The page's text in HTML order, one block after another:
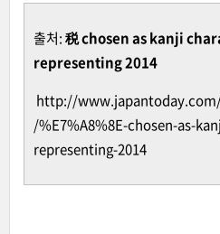
출처:税 chosen as kanji
representing 2014
http://
/%E7%A8%8E-chosen-as-
representing-2014